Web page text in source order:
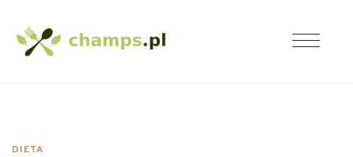
DIETA